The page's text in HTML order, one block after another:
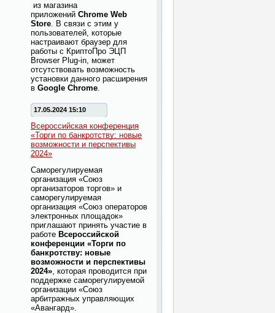
из магазина
приложений Chrome Web
Store. В связи с этим у
пользователей, которые
настраивают браузер для
работы с КриптоПро ЭЦП
Browser Plug-in, может
отсутствовать возможность
установки данного расширения
в Google Chrome.
17.05.2024 15:10
Всероссийская конференция
«Торги по банкротству: новые
возможности и перспективы
2024»
Саморегулируемая
организация «Союз
организаторов торгов» и
саморегулируемая
организация «Союз операторов
электронных площадок»
приглашают принять участие в
работе Всероссийской
конференции «Торги по
банкротству: новые
возможности и перспективы
2024», которая проводится при
поддержке саморегулируемой
организации «Союз
арбитражных управляющих
«Авангард».